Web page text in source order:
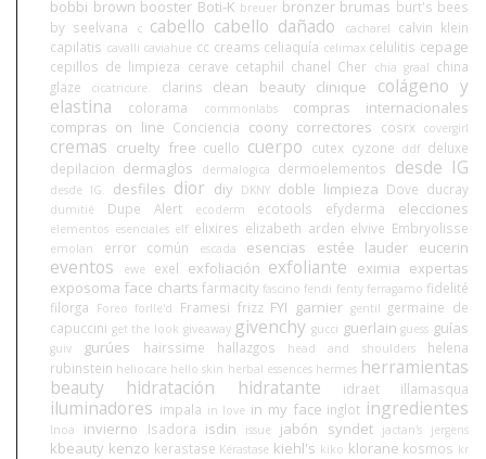
bobbi brown booster Boti-K breuer bronzer brumas burt's bees
by seelvana
c cabello cabello dañado cacharel
calvin klein
capilatis cavalli caviahue cc creams celiaquía celimax celulitis cepage
cepillos de limpieza cerave cetaphil chanel Cher chia graal china
glaze
cicatricure. clarins clean beauty clinique
colágeno y
elastina
colorama commonlabs
compras internacionales
compras on line Conciencia coony correctores cosrx covergirl
cremas cruelty free cuello cuerpo cutex cyzone ddf deluxe
depilacion dermaglos dermalogica dermoelementos desde IG
desde IG. desfiles dior diy DKNY doble limpieza Dove ducray
dumitié Dupe Alert ecoderm ecotools efyderma elecciones
elementos esenciales elf elixires elizabeth arden elvive Embryolisse
emolan error común escada esencias estée lauder eucerin
eventos ewe exel exfoliación exfoliante eximia expertas
exposoma face charts farmacity fascino fendi fenty ferragamo fidelité
filorga
Foreo forlle'd Framesi frizz FYI garnier gentil germaine de
capuccini get the look giveaway givenchy gucci guerlain guess guías
guiv gurúes hairssime hallazgos head and shoulders
helena
rubinstein heliocare hello skin herbal essences hermes herramientas
beauty
hidratación hidratante idraet illamasqua
iluminadores impala in love in my face inglot ingredientes
Inoa invierno Isadora isdin issue jabón syndet jactan's jergens
kbeauty kenzo kerastase Kérastase kiehl's kiko klorane kosmos kr